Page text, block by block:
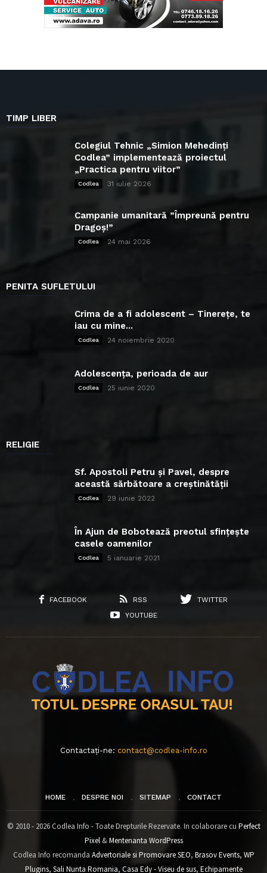
TIMP LIBER
Colegiul Tehnic „Simion Mehedinți
Codlea” implementează proiectul
„Practica pentru viitor”
Codlea 31 iulie 2026
Campanie umanitară ”Împreună pentru
Dragoș!”
Codlea 24 mai 2026
PENITA SUFLETULUI
Crima de a fi adolescent – Tinerețe, te
iau cu mine...
Codlea 24 noiembrie 2020
Adolescența, perioada de aur
Codlea 25 iunie 2020
RELIGIE
Sf. Apostoli Petru și Pavel, despre
această sărbătoare a creștinătății
Codlea 29 iunie 2022
În Ajun de Bobotează preotul sfințește
casele oamenilor
Codlea 5 ianuarie 2021
FACEBOOK RSS
TWITTER
YOUTUBE
Contactați-ne: contact@codlea-info.ro
HOME DESPRE NOI SITEMAP CONTACT
© 2010 - 2026 Codlea Info - Toate Drepturile Rezervate. In colaborare cu Perfect
Pixel&Mentenanta WordPress
Codlea Info recomanda Advertoriale si Promovare SEO, Brasov Events, WP
Plugins, Sali Nunta Romania, Casa Edy - Viseu de sus, Echipamente